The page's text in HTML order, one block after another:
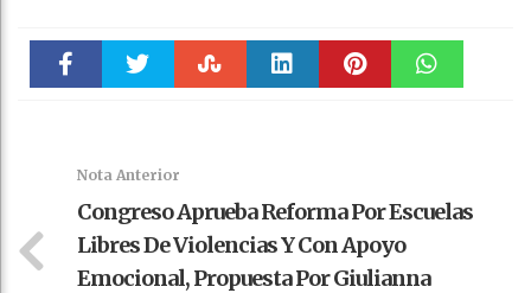
Nota Anterior
Congreso Aprueba Reforma Por Escuelas
Libres De Violencias Y Con Apoyo
Emocional, Propuesta Por Giulianna